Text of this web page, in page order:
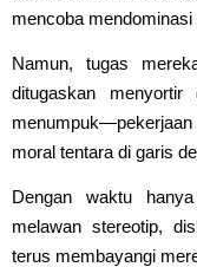
mencoba
Namun, tugas
ditugaskan
moral tentara di garis
Dengan waktu
melawan stereotip,
terus membayangi